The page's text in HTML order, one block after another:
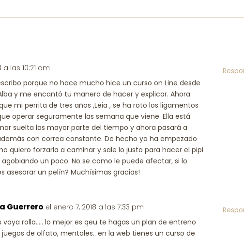
a las 10:21 am
porque no hace mucho hice un curso on Line desde
y me encantó tu manera de hacer y explicar. Ahora
mi perrita de tres años ,Leia , se ha roto los ligamentos
operar seguramente las semana que viene. Ella está
suelta las mayor parte del tiempo y ahora pasará a
con correa constante. De hecho ya ha empezado
quiero forzarla a caminar y sale lo justo para hacer el pipi
un poco. No se como le puede afectar, si lo
asesorar un pelín? Muchísimas gracias!
Guerrero el enero 7, 2018 a las 7:33 pm
vaya rollo….. lo mejor es qeu te hagas un plan de entreno
de olfato, mentales.. en la web tienes un curso de